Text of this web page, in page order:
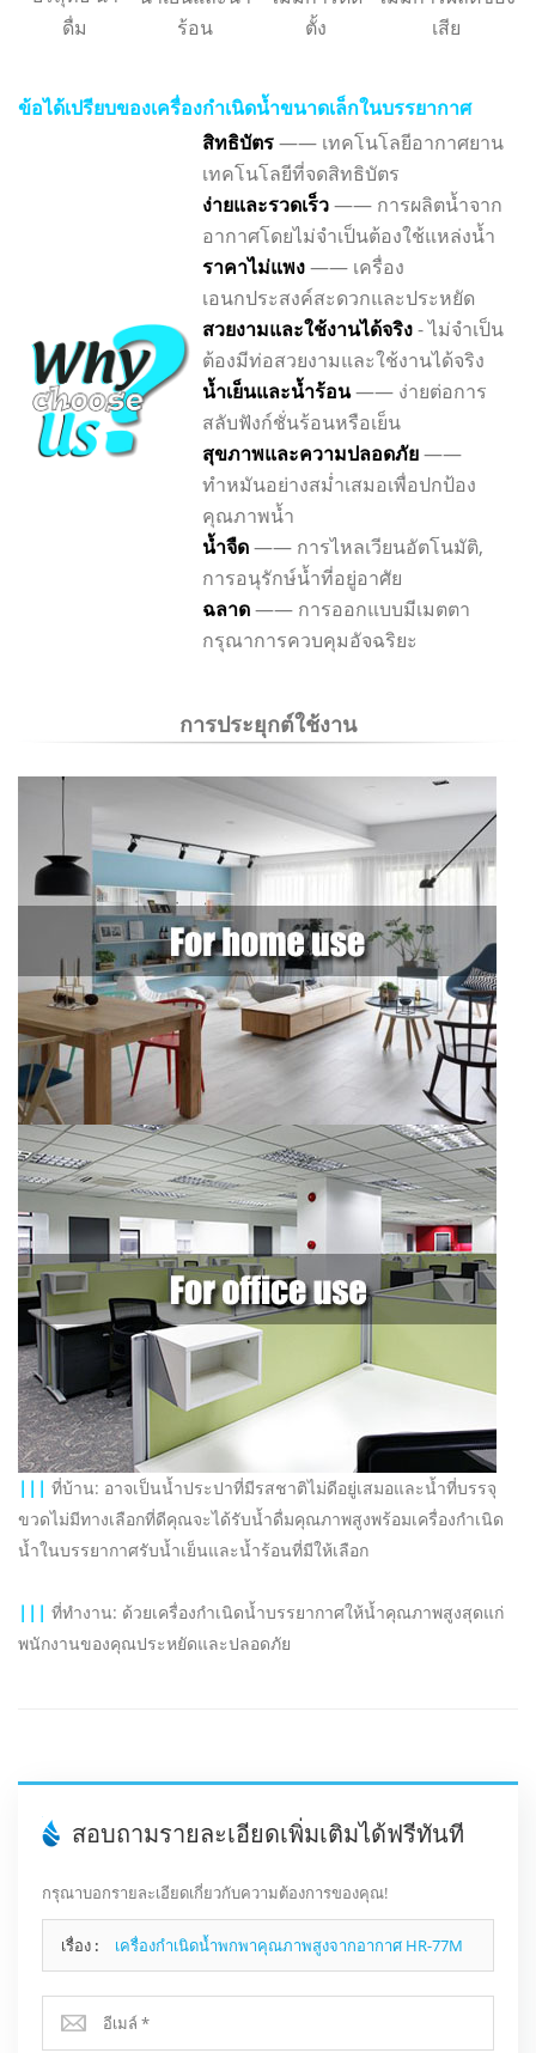
ดื่ม
ร้อน
ตั้ง
เสีย
ข้อได้เปรียบของเครื่องกำเนิดน้ำขนาดเล็กในบรรยากาศ
สิทธิบัตร—— เทคโนโลยีอากาศยาน
เทคโนโลยีที่จดสิทธิบัตร
ง่ายและรวดเร็ว—— การผลิตน้ำจาก
อากาศโดยไม่จำเป็นต้องใช้แหล่งน้ำ
ราคาไม่แพง—— เครื่อง
เอนกประสงค์สะดวกและประหยัด
สวยงามและใช้งานได้จริง- ไม่จำเป็น
ต้องมีท่อสวยงามและใช้งานได้จริง
น้ำเย็นและน้ำร้อน—— ง่ายต่อการ
สลับฟังก์ชั่นร้อนหรือเย็น
สุขภาพและความปลอดภัย——
ทำหมันอย่างสม่ำเสมอเพื่อปกป้อง
คุณภาพน้ำ
น้ำจืด—— การไหลเวียนอัตโนมัติ,
การอนุรักษ์น้ำที่อยู่อาศัย
ฉลาด—— การออกแบบมีเมตตา
กรุณาการควบคุมอัจฉริยะ
การประยุกต์ใช้งาน
||| ที่บ้าน: อาจเป็นน้ำประปาที่มีรสชาติไม่ดีอยู่เสมอและน้ำที่บรรจุ
ขวดไม่มีทางเลือกที่ดีคุณจะได้รับน้ำดื่มคุณภาพสูงพร้อมเครื่องกำเนิด
น้ำในบรรยากาศรับน้ำเย็นและน้ำร้อนที่มีให้เลือก
||| ที่ทำงาน: ด้วยเครื่องกำเนิดน้ำบรรยากาศให้น้ำคุณภาพสูงสุดแก่
พนักงานของคุณประหยัดและปลอดภัย
สอบถามรายละเอียดเพิ่มเติมได้ฟรีทันที
กรุณาบอกรายละเอียดเกี่ยวกับความต้องการของคุณ!
เรื่อง : เครื่องกำเนิดน้ำพกพาคุณภาพสูงจากอากาศ HR-77M